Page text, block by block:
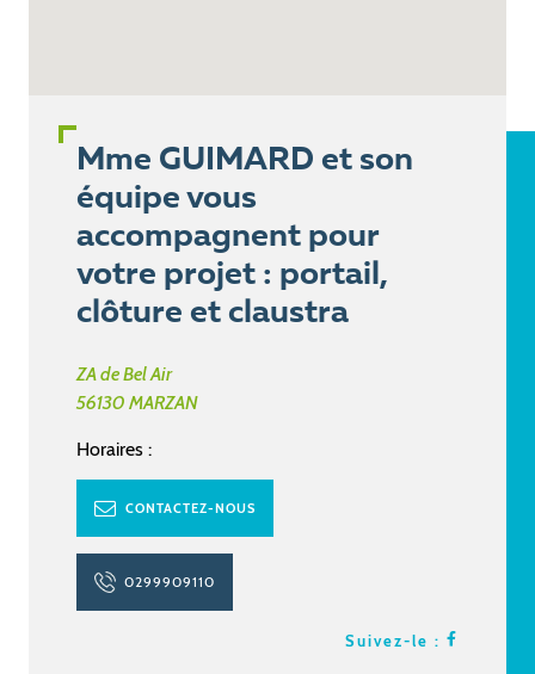
Mme GUIMARD et son
équipe vous
accompagnent pour
votre projet : portail,
clôture et claustra
ZA de Bel Air
56130 MARZAN
Horaires :
CONTACTEZ-NOUS
0299909110
Suivez-le :